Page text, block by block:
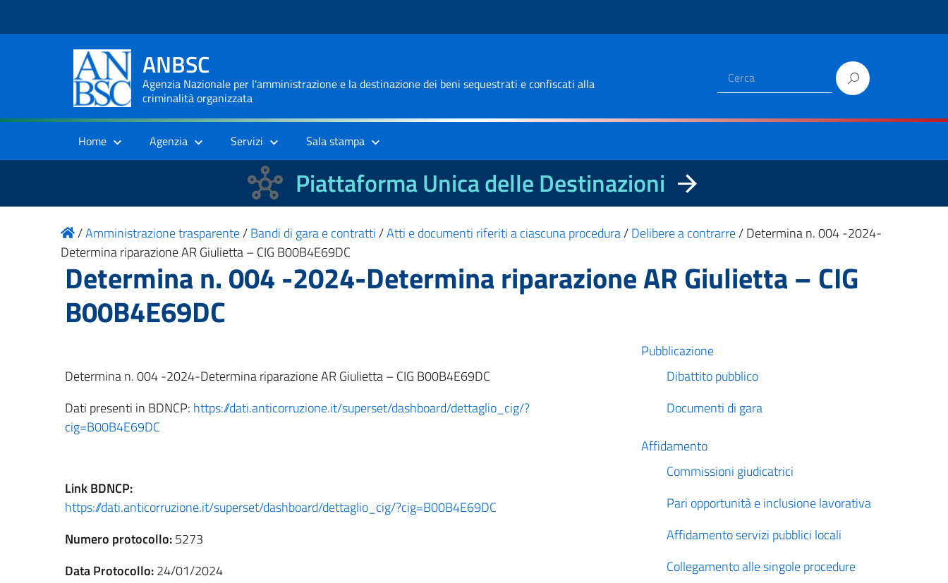
ANBSC
Agenzia Nazionale per l'amministrazione e la destinazione dei beni sequestrati e confiscati alla
criminalità organizzata
Home Agenzia Servizi Sala stampa
Piattaforma Unica delle Destinazioni
/Amministrazione trasparente/Bandi di gara e contratti/Atti e documenti riferiti a ciascuna procedura/Delibere a contrarre/Determina n. 004 -2024-
Determina riparazione AR Giulietta – CIG B00B4E69DC
Determina n. 004 -2024-Determina riparazione AR Giulietta – CIG
B00B4E69DC
Determina n. 004 -2024-Determina riparazione AR Giulietta – CIG B00B4E69DC
Dati presenti in BDNCP: https://dati.anticorruzione.it/superset/dashboard/dettaglio_cig/?
cig=B00B4E69DC
LinkBDNCP:
https://dati.anticorruzione.it/superset/dashboard/dettaglio_cig/?cig=B00B4E69DC
Numero protocollo:5273
Data Protocollo:24/01/2024
Pubblicazione
Dibattito pubblico
Documenti di gara
Affidamento
Commissioni giudicatrici
Pari opportunità e inclusione lavorativa
Affidamento servizi pubblici locali
Collegamento alle singole procedure